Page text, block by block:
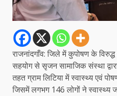
राजनांदगाँव: जिले में कुपोषण के
सहयोग से सृजन सामाजिक संस्था
तहत ग्राम लिटिया में स्वास्थ्य एवं
जिसमें लगभग 146 लोगों ने स्वास्थ्य